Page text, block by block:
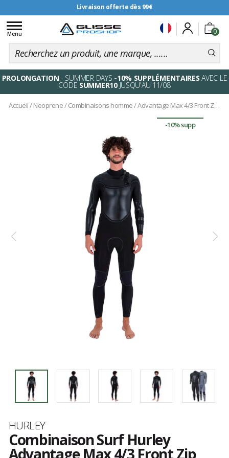
Livraison offerte dès 99€
0
Toggle
navigation
Menu
PROLONGATION - SUMMER DAYS -10% SUPPLÉMENTAIRES AVEC LE
CODE SUMMER10JUSQU'AU 11/08
Accueil/Neoprene/Combinaisons homme/Advantage Max 4/3 Front Zip Black
-10% supp
Marque
HURLEY
Combinaison Surf Hurley
Advantage Max 4/3 Front Zip